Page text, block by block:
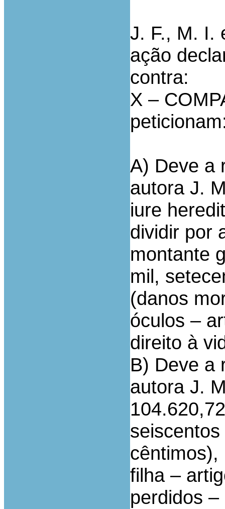
J. F., M. I.
ação
contra:
X –
A) Deve a
autora J.
iure
dividir por
montante
mil,
(danos
óculos –
direito à
B) Deve a
autora J.
cêntimos),
filha –
perdidos